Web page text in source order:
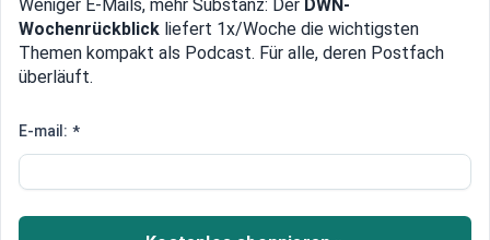
Newsticker MEIN DWN: Geldanlage Premium
Edelmetalle DWN-Magazin China
Chancen für Außenseiter
Egal wer gewinnt: Frankreichs
Probleme sind Sprengsatz für
die EU
Weniger E-Mails, mehr Substanz: Der DWN-
Wochenrückblick liefert 1x/Woche die wichtigsten
Themen kompakt als Podcast. Für alle, deren Postfach
überläuft.
E-mail: *